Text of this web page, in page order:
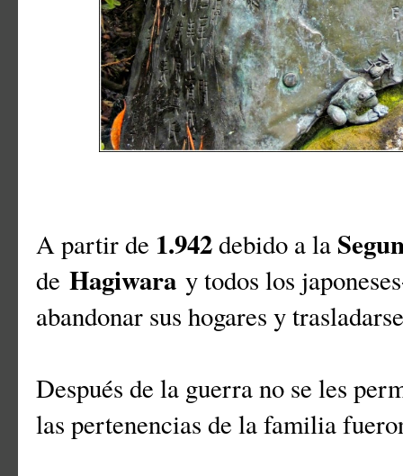
A partir de 1.942debido a la
de Hagiwara y todos los
abandonar sus hogares y
Después de la guerra no se les
las pertenencias de la familia